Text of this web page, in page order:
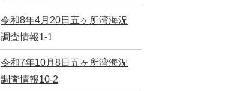
令和8年4月20日五ヶ所湾海況
調査情報1-1
令和7年10月8日五ヶ所湾海況
調査情報10-2